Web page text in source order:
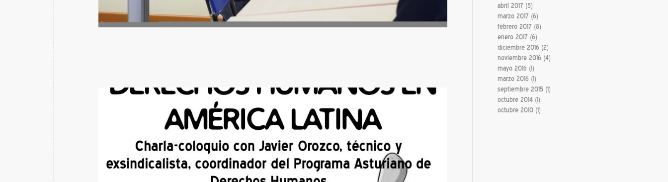
abril 2017 (5)
marzo 2017 (6)
febrero 2017 (8)
enero 2017 (6)
diciembre 2016 (2)
noviembre 2016 (4)
mayo 2016 (1)
marzo 2016 (1)
septiembre 2015 (1)
octubre 2014 (1)
octubre 2010 (1)